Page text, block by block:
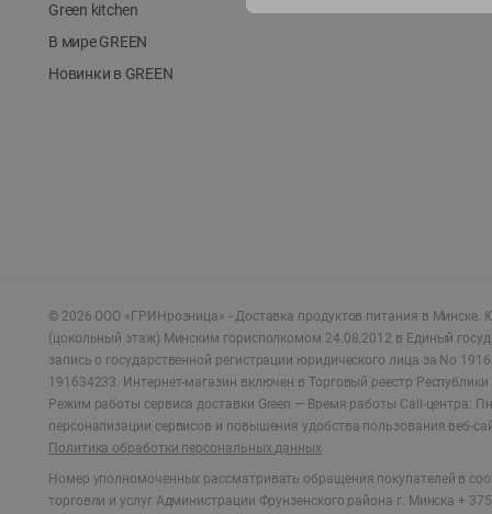
Green kitchen
В мире GREEN
Новинки в GREEN
© 2026 ООО «ГРИНрозница» - Доставка продуктов питания в Минске.
(цокольный этаж) Минским горисполкомом 24.08.2012 в Единый
запись о государственной регистрации юридического лица за No
191634233. Интернет-магазин включен в Торговый реестр
Режим работы сервиса доставки Green — Время работы Call-центра:
персонализации сервисов и повышения удобства пользования веб-
Политика обработки персональных данных
Номер уполномоченных рассматривать обращения покупателей в
торговли и услуг Администрации Фрунзенского района г. Минска +